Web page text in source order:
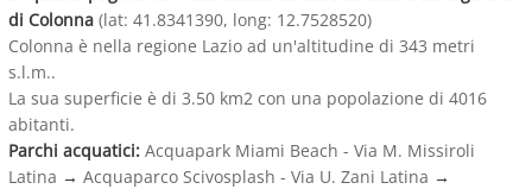
di Colonna (lat: 41.8341390, long: 12.7528520)
Colonna è nella regione Lazio ad un'altitudine di 343 metri
s.l.m..
La sua superficie è di 3.50 km2 con una popolazione di 4016
abitanti.
Parchi acquatici: Acquapark Miami Beach - Via M. Missiroli
Latina → Acquaparco Scivosplash - Via U. Zani Latina →